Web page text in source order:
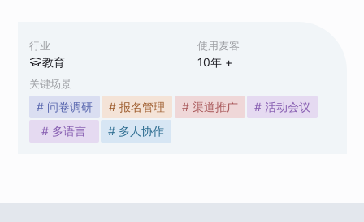
行业
教育
使用麦客
10年 +
关键场景
# 问卷调研 # 报名管理 # 渠道推广
# 活动会议
# 多语言
# 多人协作